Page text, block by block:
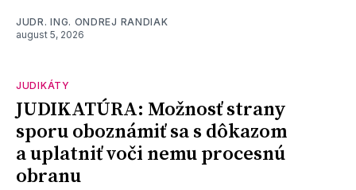
JUDR. ING. ONDREJ RANDIAK
august 5, 2026
JUDIKÁTY
JUDIKATÚRA: Možnosť strany
sporu oboznámiť sa s dôkazom
a uplatniť voči nemu procesnú
obranu